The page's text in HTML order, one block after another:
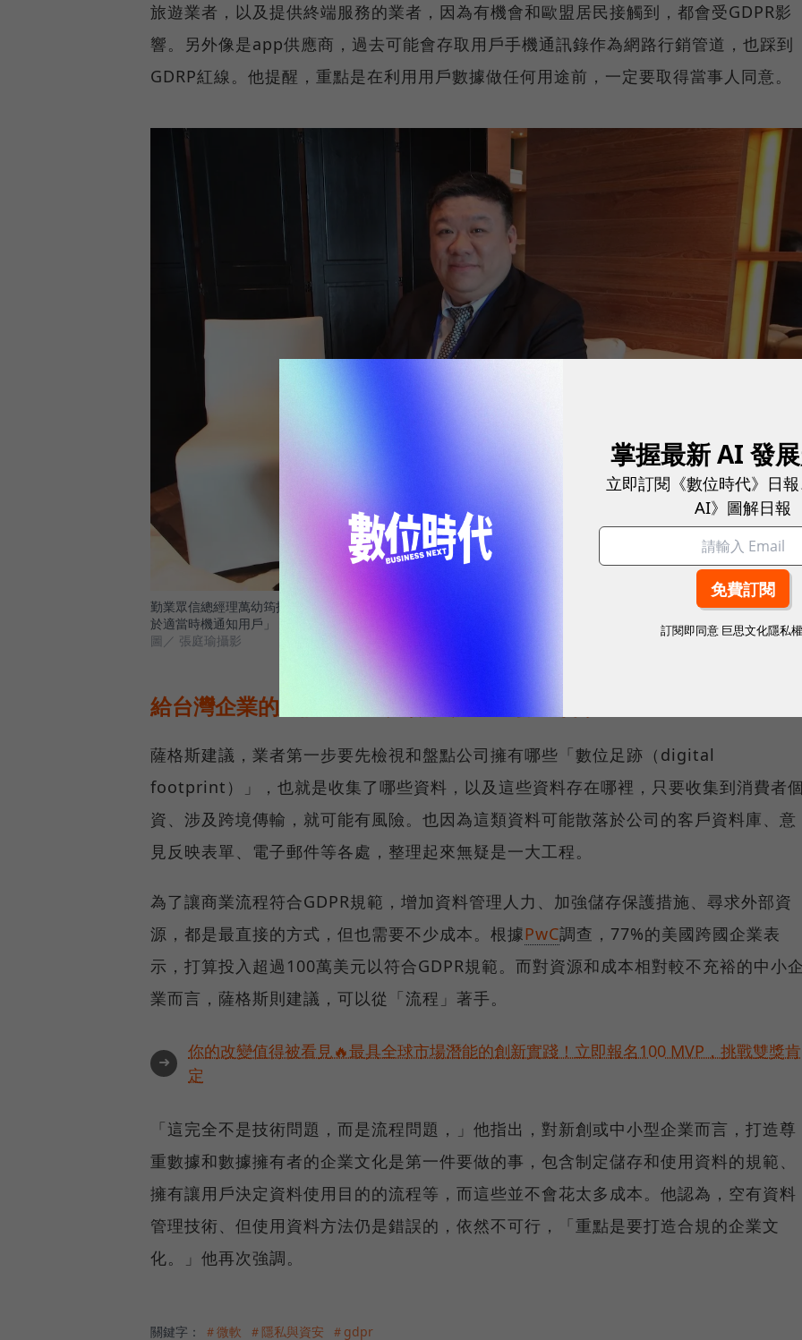
旅遊業者，以及提供終端服務的業者，因為有機會和歐盟居民接觸到，都會受GDPR影
響。另外像是app供應商，過去可能會存取用戶手機通訊錄作為網路行銷管道，也踩到
GDRP紅線。他提醒，重點是在利用用戶數據做任何用途前，一定要取得當事人同意。
勤業眾信總經理萬幼筠指出，GDPR和國內現行的個資法，施行細節和嚴謹度差很多。例如，個資法中提到「調查後應
於適當時機通知用戶」，沒有明確點出時間，但GDPR就明定七天內通知用戶。
圖／ 張庭瑜攝影
給台灣企業的建議：先盤點數位足跡、打造合規流程
薩格斯建議，業者第一步要先檢視和盤點公司擁有哪些「數位足跡（digital
footprint）」，也就是收集了哪些資料，以及這些資料存在哪裡，只要收集到消費者
資、涉及跨境傳輸，就可能有風險。也因為這類資料可能散落於公司的客戶資料庫、意
見反映表單、電子郵件等各處，整理起來無疑是一大工程。
為了讓商業流程符合GDPR規範，增加資料管理人力、加強儲存保護措施、尋求外部資
源，都是最直接的方式，但也需要不少成本。根據PwC調查，77%的美國跨國企業表
示，打算投入超過100萬美元以符合GDPR規範。而對資源和成本相對較不充裕的中小
業而言，薩格斯則建議，可以從「流程」著手。
➜
你的改變值得被看見🔥最具全球市場潛能的創新實踐！立即報名100 MVP，挑戰雙獎肯
定
「這完全不是技術問題，而是流程問題，」他指出，對新創或中小型企業而言，打造尊
重數據和數據擁有者的企業文化是第一件要做的事，包含制定儲存和使用資料的規範、
擁有讓用戶決定資料使用目的的流程等，而這些並不會花太多成本。他認為，空有資料
管理技術、但使用資料方法仍是錯誤的，依然不可行，「重點是要打造合規的企業文
化。」他再次強調。
關鍵字： ＃微軟 ＃隱私與資安 ＃gdpr
掌握最新 AI 發
立即訂閱《數位時代》日
AI》圖解日報
訂閱即同意 巨思文化隱私